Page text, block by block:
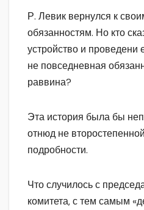
Р. Левик вернулся к
обязанностям. Но кто
устройство и проведени
не повседневная
раввина?
Эта история была бы
отнюд не второстепенной
подробности.
Что случилось с
комитета, с тем самым